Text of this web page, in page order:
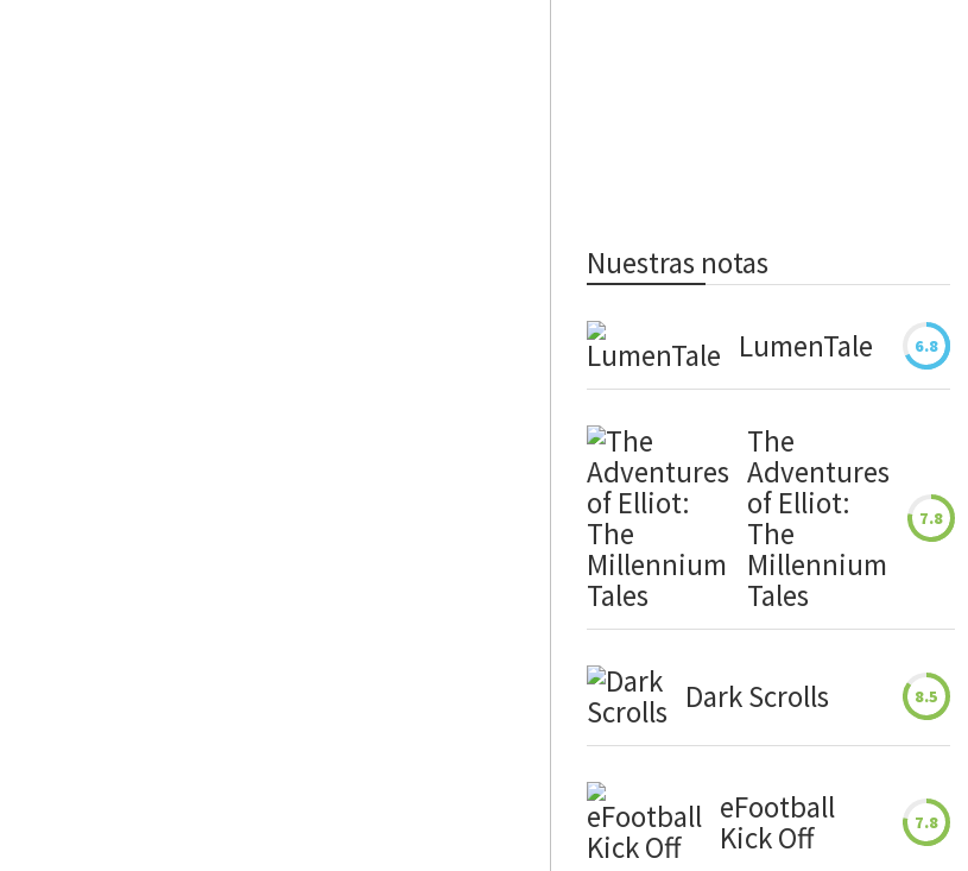
Nuestras notas
LumenTale 6.8
The
Adventures
of Elliot:
The
Millennium
Tales
7.8
Dark Scrolls 8.5
eFootball
Kick Off
7.8